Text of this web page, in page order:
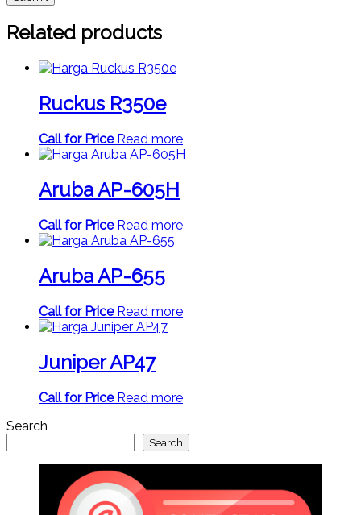
Related products
Ruckus R350e
Call for Price Read more
Aruba AP-605H
Call for Price Read more
Aruba AP-655
Call for Price Read more
Juniper AP47
Call for Price Read more
Search
Search